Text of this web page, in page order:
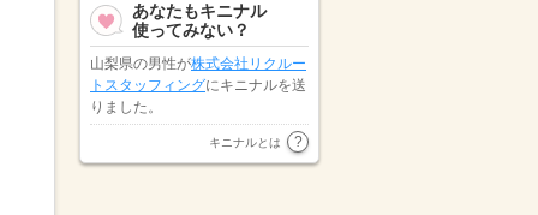
あなたもキニナル
使ってみない？
山梨県の男性が株式会社リクルー
トスタッフィングにキニナルを送
りました。
株式会社オープンループパートナ
ーズが新潟県の男性にキニナルを
キニナルとは